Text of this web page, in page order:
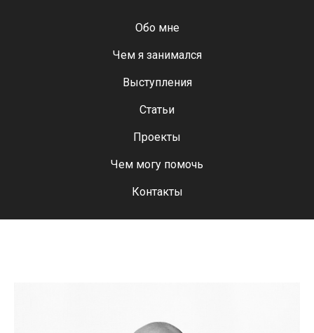
Обо мне
Чем я занимался
Выступления
Статьи
Проекты
Чем могу помочь
Контакты